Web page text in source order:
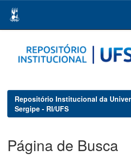
navigation
Repositório Institucional da
Sergipe - RI/UFS
Página de Busca